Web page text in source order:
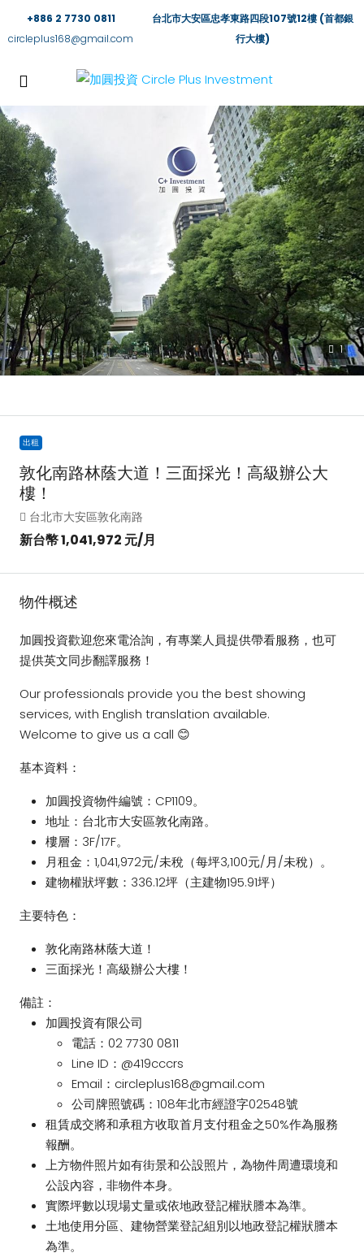
+886 2 7730 0811
circleplus168@gmail.com
台北市大安區忠孝東路四段107號12樓 (首都銀
行大樓)
1
出租
敦化南路林蔭大道！三面採光！高級辦公大
樓！
台北市大安區敦化南路
新台幣1,041,972元/月
物件概述
加圓投資歡迎您來電洽詢，有專業人員提供帶看服務，也可
提供英文同步翻譯服務！
Our professionals provide you the best showing
services, with English translation available.
Welcome to give us a call 😊
基本資料：
加圓投資物件編號：CP1109。
地址：台北市大安區敦化南路。
樓層：3F/17F。
月租金：1,041,972元/未稅（每坪3,100元/月/未稅）。
建物權狀坪數：336.12坪（主建物195.91坪）
主要特色：
敦化南路林蔭大道！
三面採光！高級辦公大樓！
備註：
加圓投資有限公司
電話：02 7730 0811
Line ID：@419cccrs
Email：circleplus168@gmail.com
公司牌照號碼：108年北市經證字02548號
租賃成交將和承租方收取首月支付租金之50%作為服務
報酬。
上方物件照片如有街景和公設照片，為物件周遭環境和
公設內容，非物件本身。
實際坪數以現場丈量或依地政登記權狀謄本為準。
土地使用分區、建物營業登記組別以地政登記權狀謄本
為準。